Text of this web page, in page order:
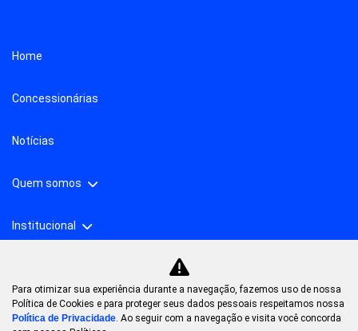
Home
Concessionárias
Notícias
Quem somos
Institucional
No trânsito, enxergar o outro salva vidas.
Para otimizar sua experiência durante a navegação, fazemos uso de nossa
Política de Cookies e para proteger seus dados pessoais respeitamos nossa
Política de Privacidade. Ao seguir com a navegação e visita você concorda